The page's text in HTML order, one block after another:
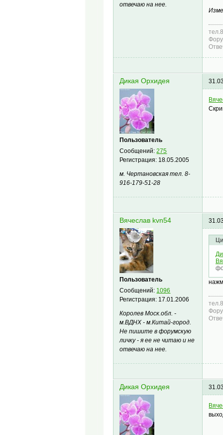
отвечаю на нее.
Дикая Орхидея
Пользователь
Сообщений:275
Регистрация: 18.05.2005
м. Чертановская тел. 8-
916-179-51-28
Вячеслав kvn54
Пользователь
Сообщений: 1096
Регистрация: 17.01.2006
Королев Моск.обл. -
м.ВДНХ - м.Китай-город.
Не пишите в форумскую
личку - я ее не читаю и не
отвечаю на нее.
Дикая Орхидея